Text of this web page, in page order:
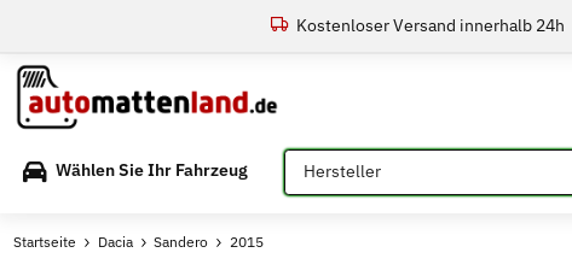
Kostenloser Versand innerhalb 24h
Wählen Sie Ihr Fahrzeug Bitte auswählen
Startseite Dacia Sandero 2015